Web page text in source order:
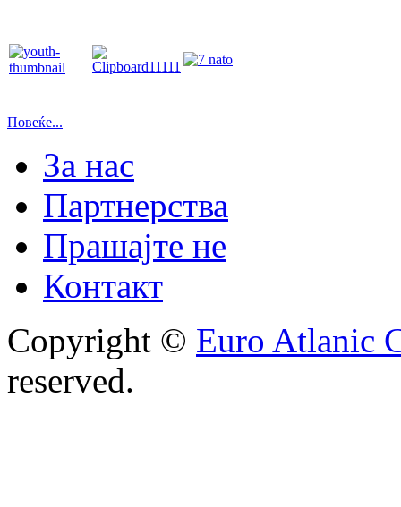
Повеќе...
За нас
Партнерства
Прашајте не
Контакт
Copyright © Euro Atlanic
reserved.